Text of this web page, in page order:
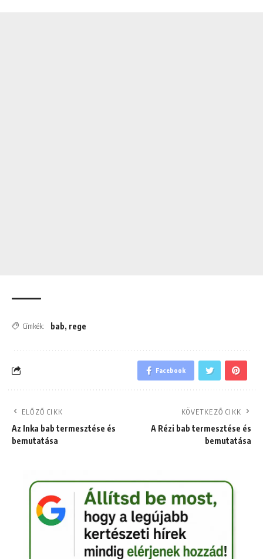
Címkék: bab, rege
Facebook
ELŐZŐ CIKK
Az Inka bab termesztése és
bemutatása
KÖVETKEZŐ CIKK
A Rézi bab termesztése és
bemutatása